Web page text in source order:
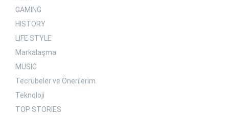
GAMING
HISTORY
LIFE STYLE
Markalaşma
MUSIC
Tecrübeler ve Önerilerim
Teknoloji
TOP STORIES